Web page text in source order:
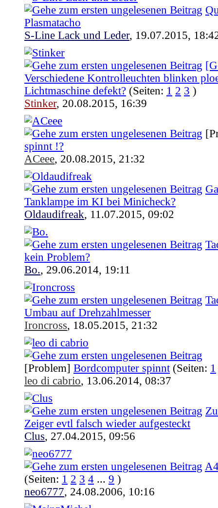
Plasmatacho
S-Line Lack und Leder, 19.07.2015,
Verschiedene Kontrolleuchten blinken
Lichtmaschine defekt? (Seiten: 1 2 3 )
Stinker, 20.08.2015, 16:39
spinnt !?
ACeee, 20.08.2015, 21:32
Tanklampe im KI bei Minicheck?
Oldaudifreak, 11.07.2015, 09:02
kein Problem?
Bo., 29.06.2014, 19:11
Umbau auf Drehzahlmesser
Ironcross, 18.05.2015, 21:32
[Problem] Bordcomputer spinnt (Seiten: 1
leo di cabrio, 13.06.2014, 08:37
Zeiger evtl falsch wieder aufgesteckt
Clus, 27.04.2015, 09:56
(Seiten: 1 2 3 4 ... 9 )
neo6777, 24.08.2006, 10:16